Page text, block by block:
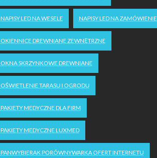
NAPISY LED NA WESELE NAPISY LED NA ZAMÓWIENIE
OKIENNICE DREWNIANE ZEWNĘTRZNE
OKNA SKRZYNKOWE DREWNIANE
OŚWIETLENIE TARASU I OGRODU
PAKIETY MEDYCZNE DLA FIRM
PAKIETY MEDYCZNE LUXMED
PANWYBIERAK PORÓWNYWARKA OFERT INTERNETU